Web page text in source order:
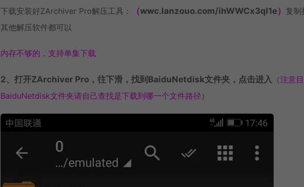
下载安装好ZArchiver Pro解压工具：
（wwc.lanzouo.com/ihWWCx3ql1e） 复制
其他解压软件都可以
内存不够的，支持单集下载
2、打开ZArchiver Pro，往下滑，找到BaiduNetdisk文件夹，点击进入 （注意
BaiduNetdisk文件夹请自己查找是下载到哪一个文件路径 ）